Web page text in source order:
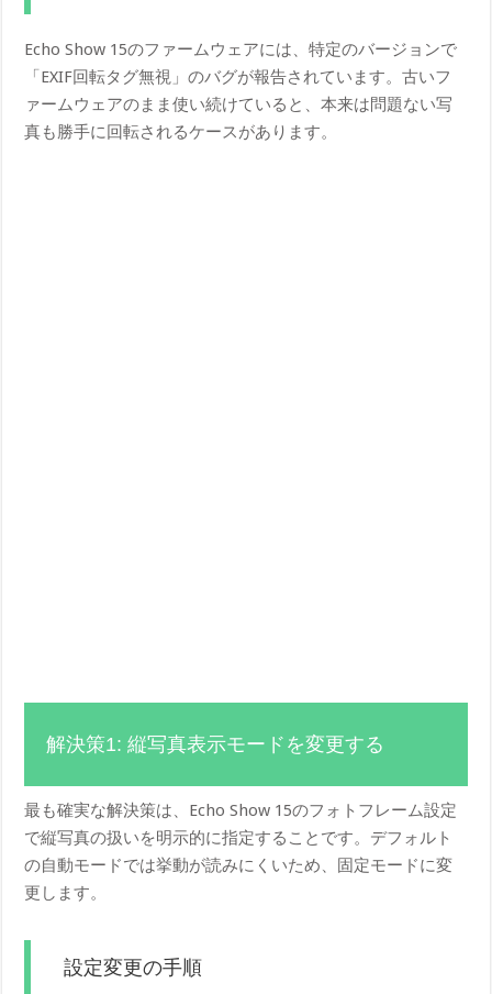
Echo Show 15のファームウェアには、特定のバージョンで
「EXIF回転タグ無視」のバグが報告されています。古いフ
ァームウェアのまま使い続けていると、本来は問題ない写
真も勝手に回転されるケースがあります。
解決策1: 縦写真表示モードを変更する
最も確実な解決策は、Echo Show 15のフォトフレーム設定
で縦写真の扱いを明示的に指定することです。デフォルト
の自動モードでは挙動が読みにくいため、固定モードに変
更します。
設定変更の手順